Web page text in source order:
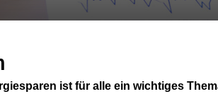
ist für alle ein wichtiges